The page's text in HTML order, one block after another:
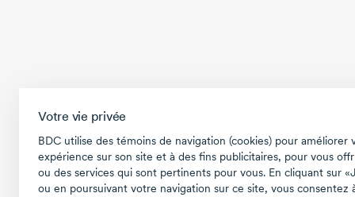
Votre vie privée
BDC utilise des témoins de navigation (cookies) pour améliorer
expérience sur son site et à des fins publicitaires, pour vous
ou des services qui sont pertinents pour vous. En cliquant sur
ou en poursuivant votre navigation sur ce site, vous consentez